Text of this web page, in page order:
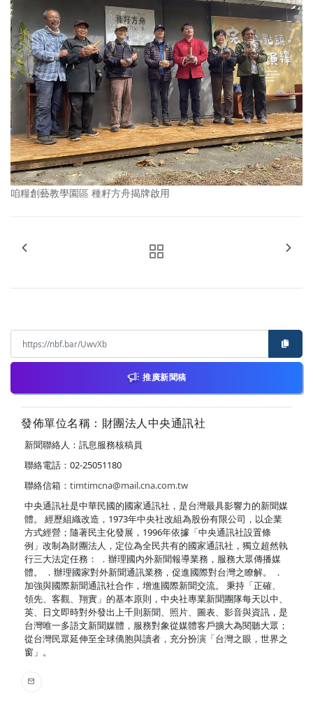
咱糧創藝教學園區 種籽方舟揭牌啟用
推廣新聞稿
發佈單位名稱：財團法人中央通訊社
新聞聯絡人：訊息服務核稿員
聯絡電話：02-25051180
聯絡信箱： timtimcna@mail.cna.com.tw
中央通訊社是中華民國的國家通訊社，是台灣最具影響力的新聞媒
體。 經歷組織改造，1973年中央社改組為股份有限公司，以企業
方式經營；隨著民主化發展，1996年依據「中央通訊社設置條
例」改制為財團法人，定位為全民共有的國家通訊社，獨立超然執
行三大法定任務： ．辦理國內外新聞報導業務，服務大眾傳播媒
體。 ．辦理國家對外新聞通訊業務，促進國際對台灣之瞭解。 ．
加強與國際新聞通訊社合作，增進國際新聞交流。 秉持「正確、
領先、客觀、翔實」的基本原則，中央社專業新聞團隊每天以中、
英、日文即時對外發出上千則新聞、照片、圖表、影音與資訊，是
台灣唯一多語文新聞媒體，服務對象從媒體客戶擴大為閱聽大眾；
從台灣民眾延伸至全球僑胞與讀者，充分扮演「台灣之眼，世界之
窗」。